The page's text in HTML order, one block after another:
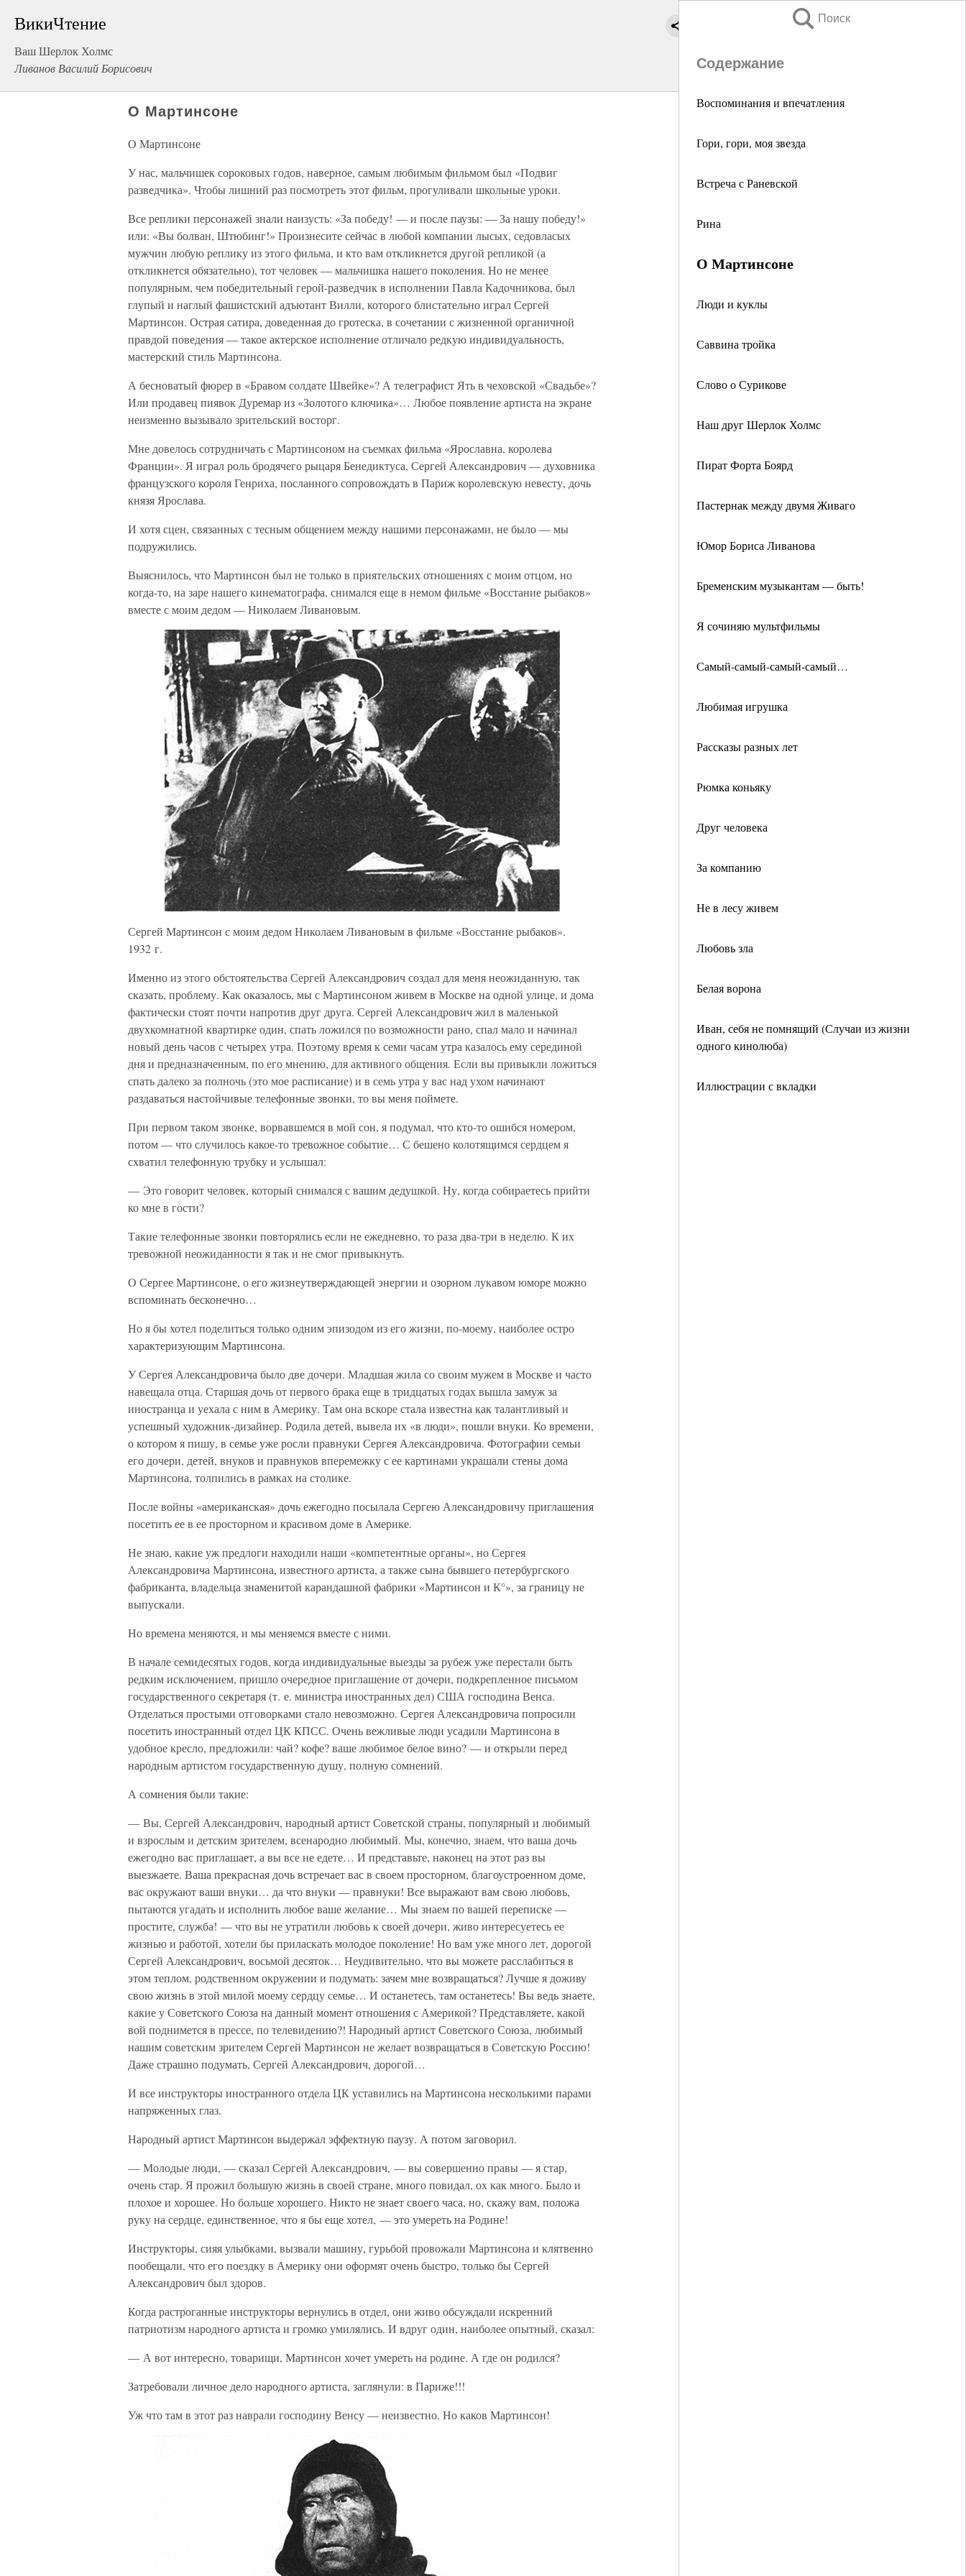
ВикиЧтение
Ваш Шерлок Холмс
Ливанов Василий Борисович
Поиск
Содержание
Воспоминания и впечатления
Гори, гори, моя звезда
Встреча с Раневской
Рина
О Мартинсоне
Люди и куклы
Саввина тройка
Слово о Сурикове
Наш друг Шерлок Холмс
Пират Форта Боярд
Пастернак между двумя Живаго
Юмор Бориса Ливанова
Бременским музыкантам — быть!
Я сочиняю мультфильмы
Самый-самый-самый-самый…
Любимая игрушка
Рассказы разных лет
Рюмка коньяку
Друг человека
За компанию
Не в лесу живем
Любовь зла
Белая ворона
Иван, себя не помнящий (Случаи из жизни
одного кинолюба)
Иллюстрации с вкладки
О Мартинсоне
О Мартинсоне
У нас, мальчишек сороковых годов, наверное, самым любимым фильмом был «Подвиг
разведчика». Чтобы лишний раз посмотреть этот фильм, прогуливали школьные уроки.
Все реплики персонажей знали наизусть: «За победу! — и после паузы: — За нашу победу!»
или: «Вы болван, Штюбинг!» Произнесите сейчас в любой компании лысых, седовласых
мужчин любую реплику из этого фильма, и кто вам откликнется другой репликой (а
откликнется обязательно), тот человек — мальчишка нашего поколения. Но не менее
популярным, чем победительный герой-разведчик в исполнении Павла Кадочникова, был
глупый и наглый фашистский адъютант Вилли, которого блистательно играл Сергей
Мартинсон. Острая сатира, доведенная до гротеска, в сочетании с жизненной органичной
правдой поведения — такое актерское исполнение отличало редкую индивидуальность,
мастерский стиль Мартинсона.
А бесноватый фюрер в «Бравом солдате Швейке»? А телеграфист Ять в чеховской «Свадьбе»?
Или продавец пиявок Дуремар из «Золотого ключика»… Любое появление артиста на экране
неизменно вызывало зрительский восторг.
Мне довелось сотрудничать с Мартинсоном на съемках фильма «Ярославна, королева
Франции». Я играл роль бродячего рыцаря Бенедиктуса, Сергей Александрович — духовника
французского короля Генриха, посланного сопровождать в Париж королевскую невесту, дочь
князя Ярослава.
И хотя сцен, связанных с тесным общением между нашими персонажами, не было — мы
подружились.
Выяснилось, что Мартинсон был не только в приятельских отношениях с моим отцом, но
когда-то, на заре нашего кинематографа, снимался еще в немом фильме «Восстание рыбаков»
вместе с моим дедом — Николаем Ливановым.
Сергей Мартинсон с моим дедом Николаем Ливановым в фильме «Восстание рыбаков».
1932 г.
Именно из этого обстоятельства Сергей Александрович создал для меня неожиданную, так
сказать, проблему. Как оказалось, мы с Мартинсоном живем в Москве на одной улице, и дома
фактически стоят почти напротив друг друга. Сергей Александрович жил в маленькой
двухкомнатной квартирке один, спать ложился по возможности рано, спал мало и начинал
новый день часов с четырех утра. Поэтому время к семи часам утра казалось ему серединой
дня и предназначенным, по его мнению, для активного общения. Если вы привыкли ложиться
спать далеко за полночь (это мое расписание) и в семь утра у вас над ухом начинают
раздаваться настойчивые телефонные звонки, то вы меня поймете.
При первом таком звонке, ворвавшемся в мой сон, я подумал, что кто-то ошибся номером,
потом — что случилось какое-то тревожное событие… С бешено колотящимся сердцем я
схватил телефонную трубку и услышал:
— Это говорит человек, который снимался с вашим дедушкой. Ну, когда собираетесь прийти
ко мне в гости?
Такие телефонные звонки повторялись если не ежедневно, то раза два-три в неделю. К их
тревожной неожиданности я так и не смог привыкнуть.
О Сергее Мартинсоне, о его жизнеутверждающей энергии и озорном лукавом юморе можно
вспоминать бесконечно…
Но я бы хотел поделиться только одним эпизодом из его жизни, по-моему, наиболее остро
характеризующим Мартинсона.
У Сергея Александровича было две дочери. Младшая жила со своим мужем в Москве и часто
навещала отца. Старшая дочь от первого брака еще в тридцатых годах вышла замуж за
иностранца и уехала с ним в Америку. Там она вскоре стала известна как талантливый и
успешный художник-дизайнер. Родила детей, вывела их «в люди», пошли внуки. Ко времени,
о котором я пишу, в семье уже росли правнуки Сергея Александровича. Фотографии семьи
его дочери, детей, внуков и правнуков вперемежку с ее картинами украшали стены дома
Мартинсона, толпились в рамках на столике.
После войны «американская» дочь ежегодно посылала Сергею Александровичу приглашения
посетить ее в ее просторном и красивом доме в Америке.
Не знаю, какие уж предлоги находили наши «компетентные органы», но Сергея
Александровича Мартинсона, известного артиста, а также сына бывшего петербургского
фабриканта, владельца знаменитой карандашной фабрики «Мартинсон и К°», за границу не
выпускали.
Но времена меняются, и мы меняемся вместе с ними.
В начале семидесятых годов, когда индивидуальные выезды за рубеж уже перестали быть
редким исключением, пришло очередное приглашение от дочери, подкрепленное письмом
государственного секретаря (т. е. министра иностранных дел) США господина Венса.
Отделаться простыми отговорками стало невозможно. Сергея Александровича попросили
посетить иностранный отдел ЦК КПСС. Очень вежливые люди усадили Мартинсона в
удобное кресло, предложили: чай? кофе? ваше любимое белое вино? — и открыли перед
народным артистом государственную душу, полную сомнений.
А сомнения были такие:
— Вы, Сергей Александрович, народный артист Советской страны, популярный и любимый
и взрослым и детским зрителем, всенародно любимый. Мы, конечно, знаем, что ваша дочь
ежегодно вас приглашает, а вы все не едете… И представьте, наконец на этот раз вы
выезжаете. Ваша прекрасная дочь встречает вас в своем просторном, благоустроенном доме,
вас окружают ваши внуки… да что внуки — правнуки! Все выражают вам свою любовь,
пытаются угадать и исполнить любое ваше желание… Мы знаем по вашей переписке —
простите, служба! — что вы не утратили любовь к своей дочери, живо интересуетесь ее
жизнью и работой, хотели бы приласкать молодое поколение! Но вам уже много лет, дорогой
Сергей Александрович, восьмой десяток… Неудивительно, что вы можете расслабиться в
этом теплом, родственном окружении и подумать: зачем мне возвращаться? Лучше я доживу
свою жизнь в этой милой моему сердцу семье… И останетесь, там останетесь! Вы ведь знаете,
какие у Советского Союза на данный момент отношения с Америкой? Представляете, какой
вой поднимется в прессе, по телевидению?! Народный артист Советского Союза, любимый
нашим советским зрителем Сергей Мартинсон не желает возвращаться в Советскую Россию!
Даже страшно подумать, Сергей Александрович, дорогой…
И все инструкторы иностранного отдела ЦК уставились на Мартинсона несколькими парами
напряженных глаз.
Народный артист Мартинсон выдержал эффектную паузу. А потом заговорил.
— Молодые люди, — сказал Сергей Александрович, — вы совершенно правы — я стар,
очень стар. Я прожил большую жизнь в своей стране, много повидал, ох как много. Было и
плохое и хорошее. Но больше хорошего. Никто не знает своего часа, но, скажу вам, положа
руку на сердце, единственное, что я бы еще хотел, — это умереть на Родине!
Инструкторы, сияя улыбками, вызвали машину, гурьбой провожали Мартинсона и клятвенно
пообещали, что его поездку в Америку они оформят очень быстро, только бы Сергей
Александрович был здоров.
Когда растроганные инструкторы вернулись в отдел, они живо обсуждали искренний
патриотизм народного артиста и громко умилялись. И вдруг один, наиболее опытный, сказал:
— А вот интересно, товарищи, Мартинсон хочет умереть на родине. А где он родился?
Затребовали личное дело народного артиста, заглянули: в Париже!!!
Уж что там в этот раз наврали господину Венсу — неизвестно. Но каков Мартинсон!